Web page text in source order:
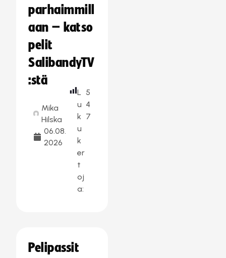
parhaimmill
aan – katso
pelit
SalibandyTV
:stä
Mika
Hilska
06.08.
2026
L
u
k
u
k
er
t
oj
a:
5
4
7
Pelipassit